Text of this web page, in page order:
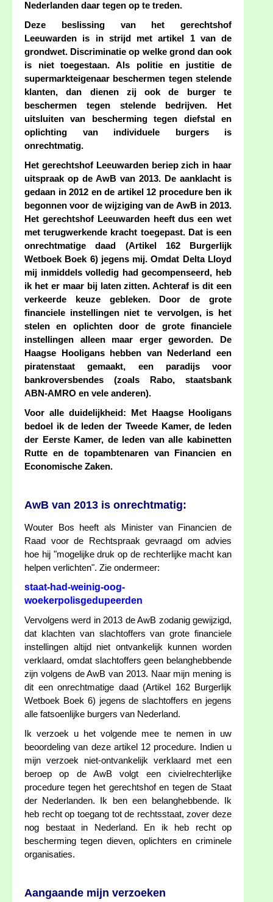
Nederlanden daar tegen op te treden.
Deze beslissing van het gerechtshof
Leeuwarden is in strijd met artikel 1 van de
grondwet. Discriminatie op welke grond dan ook
is niet toegestaan. Als politie en justitie de
supermarkteigenaar beschermen tegen stelende
klanten, dan dienen zij ook de burger te
beschermen tegen stelende bedrijven. Het
uitsluiten van bescherming tegen diefstal en
oplichting van individuele burgers is
onrechtmatig.
Het gerechtshof Leeuwarden beriep zich in haar
uitspraak op de AwB van 2013. De aanklacht is
gedaan in 2012 en de artikel 12 procedure ben ik
begonnen voor de wijziging van de AwB in 2013.
Het gerechtshof Leeuwarden heeft dus een wet
met terugwerkende kracht toegepast. Dat is een
onrechtmatige daad (Artikel 162 Burgerlijk
Wetboek Boek 6) jegens mij. Omdat Delta Lloyd
mij inmiddels volledig had gecompenseerd, heb
ik het er maar bij laten zitten. Achteraf is dit een
verkeerde keuze gebleken. Door de grote
financiele instellingen niet te vervolgen, is het
stelen en oplichten door de grote financiele
instellingen alleen maar erger geworden. De
Haagse Hooligans hebben van Nederland een
piratenstaat gemaakt, een paradijs voor
bankroversbendes (zoals Rabo, staatsbank
ABN-AMRO en vele anderen).
Voor alle duidelijkheid: Met Haagse Hooligans
bedoel ik de leden der Tweede Kamer, de leden
der Eerste Kamer, de leden van alle kabinetten
Rutte en de topambtenaren van Financien en
Economische Zaken.
AwB van 2013 is onrechtmatig:
Wouter Bos heeft als Minister van Financien de
Raad voor de Rechtspraak gevraagd om advies
hoe hij "mogelijke druk op de rechterlijke macht kan
helpen verlichten". Zie ondermeer:
staat-had-weinig-oog-
woekerpolisgedupeerden
Vervolgens werd in 2013 de AwB zodanig gewijzigd,
dat klachten van slachtoffers van grote financiele
instellingen altijd niet ontvankelijk kunnen worden
verklaard, omdat slachtoffers geen belanghebbende
zijn volgens de AwB van 2013. Naar mijn mening is
dit een onrechtmatige daad (Artikel 162 Burgerlijk
Wetboek Boek 6) jegens de slachtoffers en jegens
alle fatsoenlijke burgers van Nederland.
Ik verzoek u het volgende mee te nemen in uw
beoordeling van deze artikel 12 procedure. Indien u
mijn verzoek niet-ontvankelijk verklaard met een
beroep op de AwB volgt een civielrechterlijke
procedure tegen het gerechtshof en tegen de Staat
der Nederlanden. Ik ben een belanghebbende. Ik
heb recht op toegang tot de rechtsstaat, zover deze
nog bestaat in Nederland. En ik heb recht op
bescherming tegen dieven, oplichters en criminele
organisaties.
Aangaande mijn verzoeken